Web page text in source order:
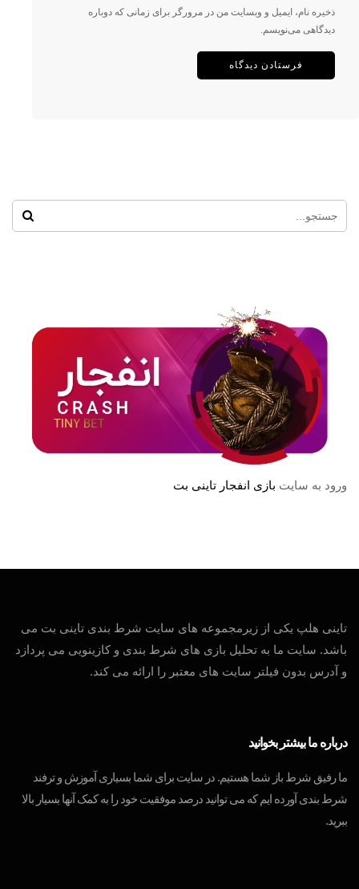
ذخیره نام، ایمیل و وبسایت من در مرورگر برای زمانی که دوباره
دیدگاهی می‌نویسم.
ورود به سایت بازی انفجار تاینی بت
تاینی هلپ یکی از زیرمجموعه های سایت شرط بندی تاینی بت می
باشد. سایت ما به تحلیل بازی های شرط بندی و کازینویی می پردازد
و آدرس بدون فیلتر سایت های معتبر را ارائه می کند.
درباره ما بیشتر بخوانید
ما رفیق شرط باز شما هستیم. در سایت برای شما بسیاری آموزش و ترفند
شرط بندی آورده ایم که می توانید درصد موفقیت خود را به کمک آنها بسیار بالا
ببرید.